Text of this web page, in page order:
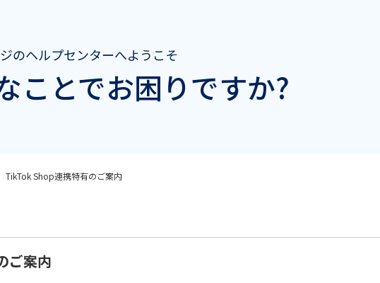
のヘルプセンターへようこそ
ことでお困りですか?
TikTok Shop連携特有のご案内
ご案内